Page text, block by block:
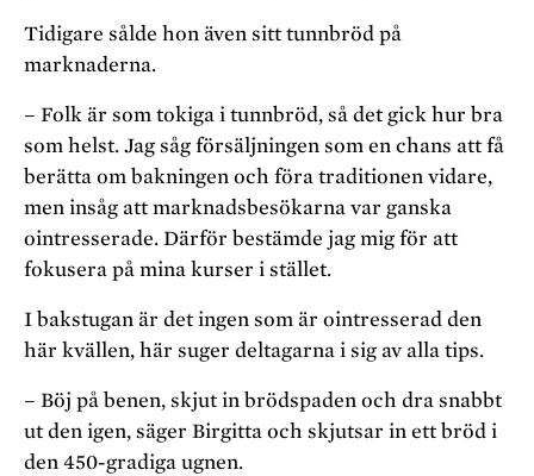
Tidigare sålde hon även sitt tunnbröd på
marknaderna.
– Folk är som tokiga i tunnbröd, så det gick hur bra
som helst. Jag såg försäljningen som en chans att få
berätta om bakningen och föra traditionen vidare,
men insåg att marknadsbesökarna var ganska
ointresserade. Därför bestämde jag mig för att
fokusera på mina kurser i stället.
I bakstugan är det ingen som är ointresserad den
här kvällen, här suger deltagarna i sig av alla tips.
– Böj på benen, skjut in brödspaden och dra snabbt
ut den igen, säger Birgitta och skjutsar in ett bröd i
den 450-gradiga ugnen.